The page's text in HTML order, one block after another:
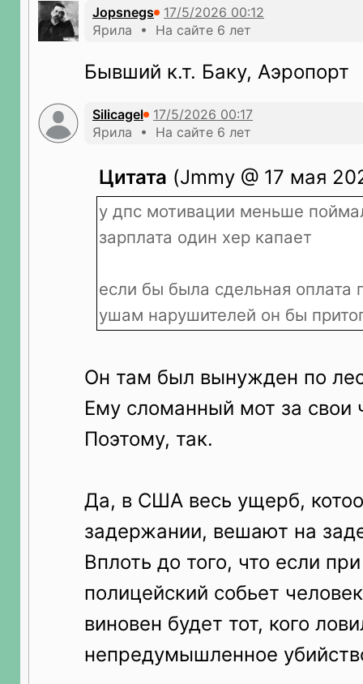
Jopsnegs
Ярила • На сайте 6 лет
Бывший к.т. Баку, Аэропорт
Silicagel
Ярила • На сайте 6 лет
Цитата (Jmmy @ 17 мая
у дпс мотивации меньше
зарплата один хер капает
если бы была сдельная оплата
ушам нарушителей он бы
Он там был вынужден по
Ему сломанный мот за свои
Поэтому, так.
Да, в США весь ущерб,
задержании, вешают на
Вплоть до того, что если
полицейский собьет
виновен будет тот, кого
непредумышленное